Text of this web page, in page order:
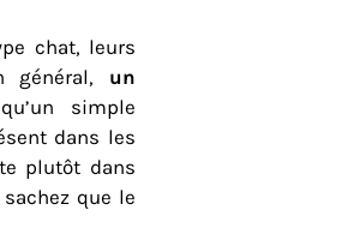
chat, leurs
général, un
simple
dans les
plutôt dans
que le